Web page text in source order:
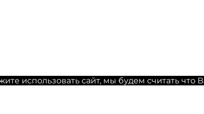
использовать сайт, мы будем считать что